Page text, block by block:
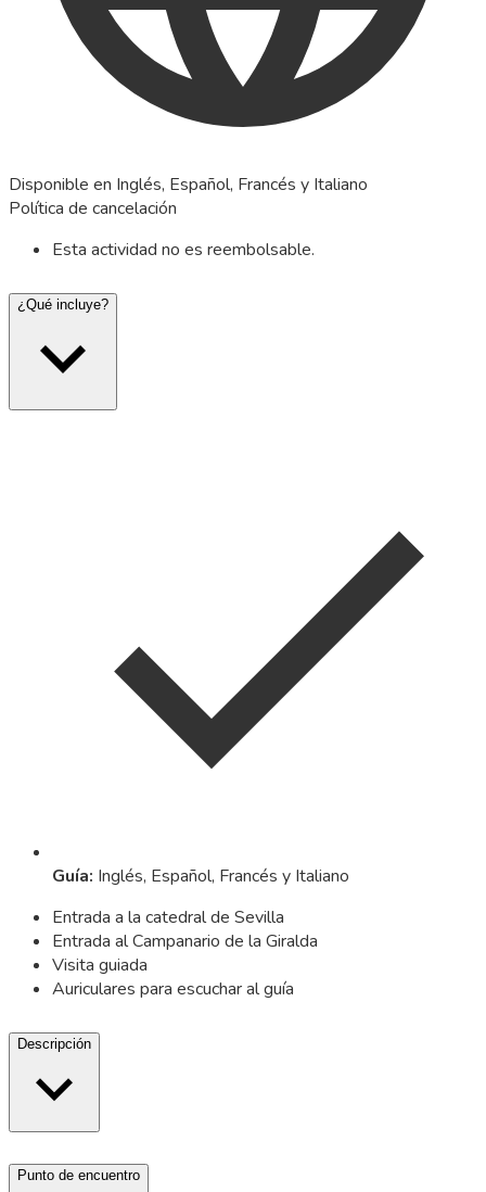
Disponible en Inglés, Español, Francés y Italiano
Política de cancelación
Esta actividad no es reembolsable.
¿Qué incluye?
Guía: Inglés, Español, Francés y Italiano
Entrada a la catedral de Sevilla
Entrada al Campanario de la Giralda
Visita guiada
Auriculares para escuchar al guía
Descripción
Punto de encuentro